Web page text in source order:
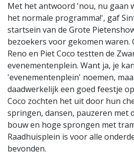
Met het antwoord 'nou, nu gaan
het normale programma!', gaf
startsein van de Grote
bezoekers voor gekomen waren.
Reno en Piet Coco testten de
evenementenplein. Want ja, je
'evenementenplein' noemen,
daadwerkelijk een goed feestje
Coco zochten het uit door hun
springen, dansen, pauzeren met
bouw en hoge sprongen met
Raadhuisplein is voor alle
bevonden.